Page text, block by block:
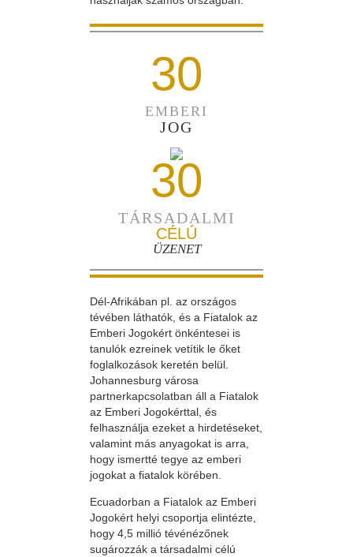
30
EMBERI
JOG
30
TÁRSADALMI
CÉLÚ
ÜZENET
Dél-Afrikában pl. az országos
tévében láthatók, és a Fiatalok az
Emberi Jogokért önkéntesei is
tanulók ezreinek vetítik le őket
foglalkozások keretén belül.
Johannesburg városa
partnerkapcsolatban áll a Fiatalok
az Emberi Jogokérttal, és
felhasználja ezeket a hirdetéseket,
valamint más anyagokat is arra,
hogy ismertté tegye az emberi
jogokat a fiatalok körében.
Ecuadorban a Fiatalok az Emberi
Jogokért helyi csoportja elintézte,
hogy 4,5 millió tévénézőnek
sugározzák a társadalmi célú